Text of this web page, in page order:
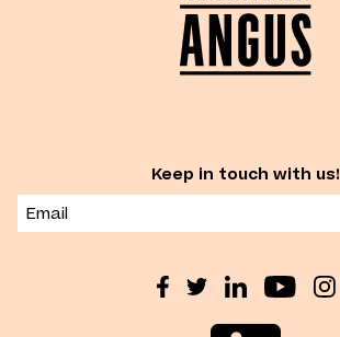
Keep in touch with us!